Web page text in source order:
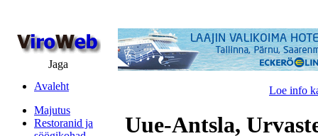
Jaga
Avaleht
Majutus
Restoranid ja
Loe info
Uue-Antsla,